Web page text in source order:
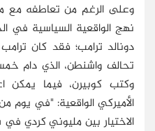
وعلى الرغم من تعاطفه مع
نهج الواقعية السياسية في
دونالد ترامب؛ فقد كان
تحالف واشنطن، الذي دام
وكتب كوبيرن، فيما يمكن
الأميركي الواقعية: "في يوم